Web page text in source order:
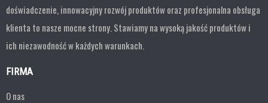
doświadczenie, innowacyjny rozwój produktów oraz profesjonalna obsługa
klienta to nasze mocne strony. Stawiamy na wysoką jakość produktów i
ich niezawodność w każdych warunkach.
FIRMA
O nas